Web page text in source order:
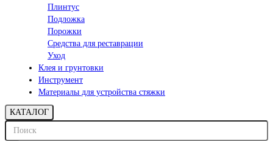
Плинтус
Подложка
Порожки
Средства для реставрации
Уход
Клея и грунтовки
Инструмент
Материалы для устройства стяжки
КАТАЛОГ